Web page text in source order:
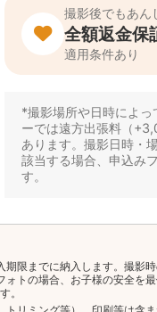
限までに納入します。撮影
トの場合、お子様の安全
。